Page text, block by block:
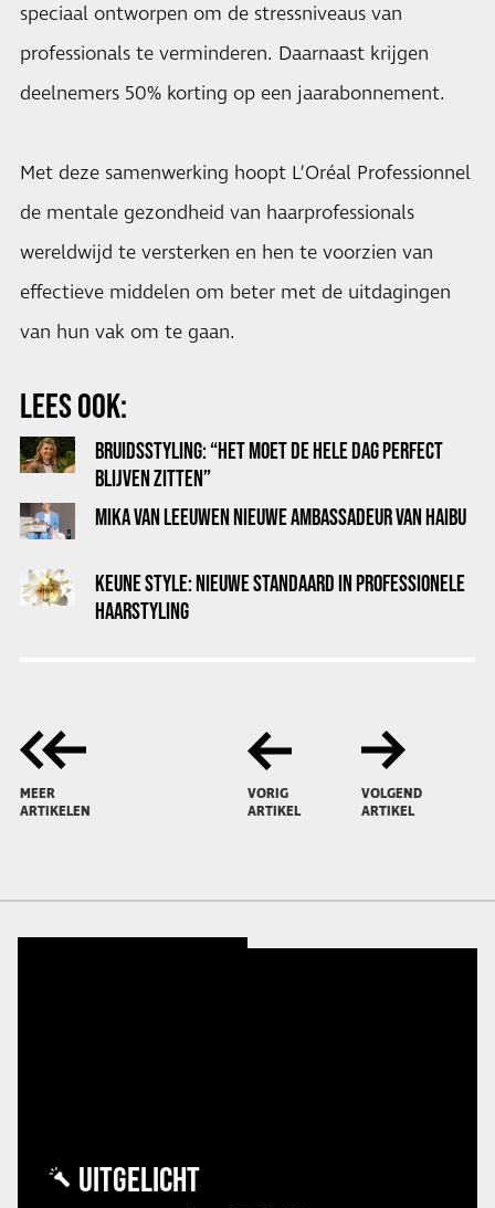
speciaal ontworpen om de stressniveaus van
professionals te verminderen. Daarnaast krijgen
deelnemers 50% korting op een jaarabonnement.
Met deze samenwerking hoopt L’Oréal Professionnel
de mentale gezondheid van haarprofessionals
wereldwijd te versterken en hen te voorzien van
effectieve middelen om beter met de uitdagingen
van hun vak om te gaan.
LEES OOK:
BRUIDSSTYLING: “HET MOET DE HELE DAG PERFECT
BLIJVEN ZITTEN”
MIKA VAN LEEUWEN NIEUWE AMBASSADEUR VAN HAIBU
KEUNE STYLE: NIEUWE STANDAARD IN PROFESSIONELE
HAARSTYLING
MEER
ARTIKELEN
VORIG
ARTIKEL
VOLGEND
ARTIKEL
UITGELICHT